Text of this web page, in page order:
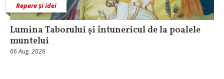
Repere și idei
Lumina Taborului și întunericul de la poalele
muntelui
06 Aug, 2026